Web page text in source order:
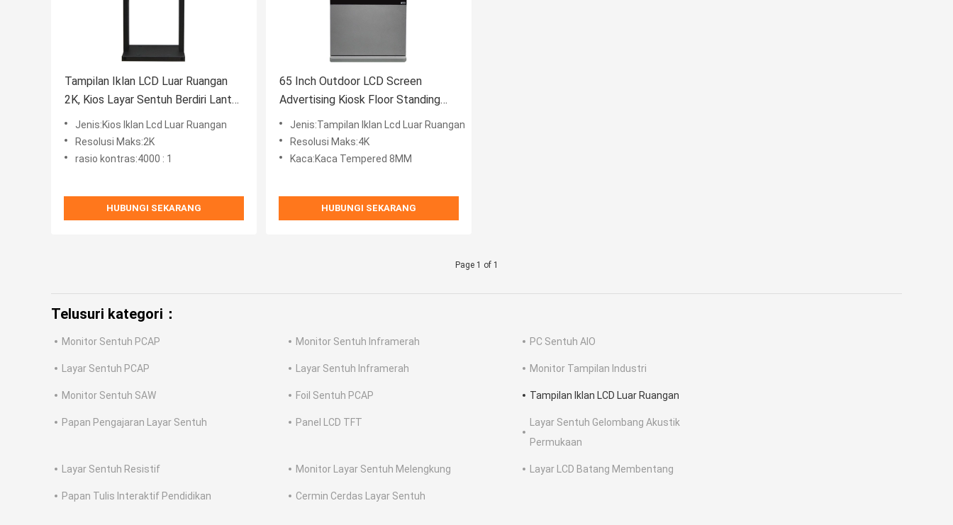
Tampilan Iklan LCD Luar Ruangan
2K, Kios Layar Sentuh Berdiri Lantai
32 '' 2000 nits
Jenis:Kios Iklan Lcd Luar Ruangan
Resolusi Maks:2K
rasio kontras:4000 : 1
HUBUNGI SEKARANG
65 Inch Outdoor LCD Screen
Advertising Kiosk Floor Standing
IP65 Waterproof
Jenis:Tampilan Iklan Lcd Luar Ruangan
Resolusi Maks:4K
Kaca:Kaca Tempered 8MM
HUBUNGI SEKARANG
Page 1 of 1
Telusuri kategori：
Monitor Sentuh PCAP Monitor Sentuh Inframerah PC Sentuh AIO
Layar Sentuh PCAP Layar Sentuh Inframerah Monitor Tampilan Industri
Monitor Sentuh SAW Foil Sentuh PCAP Tampilan Iklan LCD Luar Ruangan
Papan Pengajaran Layar Sentuh Panel LCD TFT
Layar Sentuh Gelombang Akustik
Permukaan
Layar Sentuh Resistif Monitor Layar Sentuh Melengkung Layar LCD Batang Membentang
Papan Tulis Interaktif Pendidikan Cermin Cerdas Layar Sentuh